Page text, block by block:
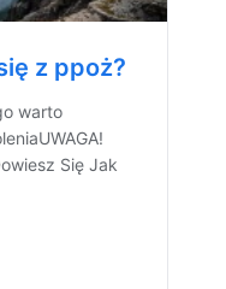
z ppoż?
warto
Się Jak